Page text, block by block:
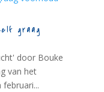
graag
door Bouke
van het